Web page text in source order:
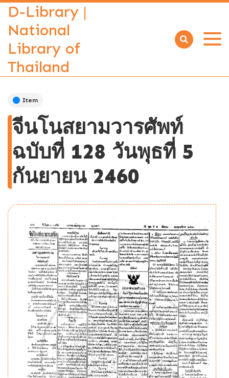
D-Library |
National
Library of
Thailand
Open
Item
จีนโนสยามวารศัพท์
ฉบับที่ 128 วันพุธที่ 5
กันยายน 2460